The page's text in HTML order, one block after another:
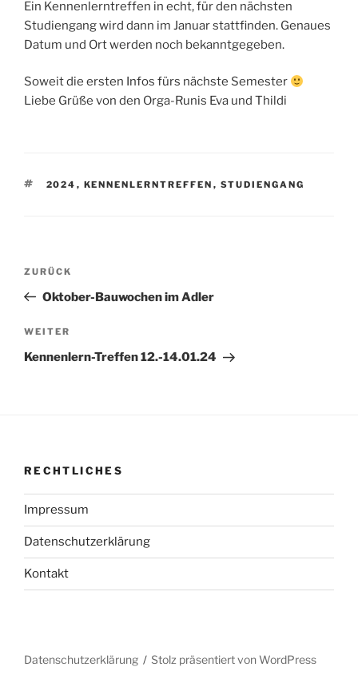
Ein Kennenlerntreffen in echt, für den nächsten
Studiengang wird dann im Januar stattfinden. Genaues
Datum und Ort werden noch bekanntgegeben.
Soweit die ersten Infos fürs nächste Semester
Liebe Grüße von den Orga-Runis Eva und Thildi
SCHLAGWÖRTER
2024 , KENNENLERNTREFFEN , STUDIENGANG
Beitragsnavigation
Vorheriger
Beitrag
ZURÜCK
Oktober-Bauwochen im Adler
Nächster
Beitrag
WEITER
Kennenlern-Treffen 12.-14.01.24
RECHTLICHES
Impressum
Datenschutzerklärung
Kontakt
Datenschutzerklärung Stolz präsentiert von WordPress